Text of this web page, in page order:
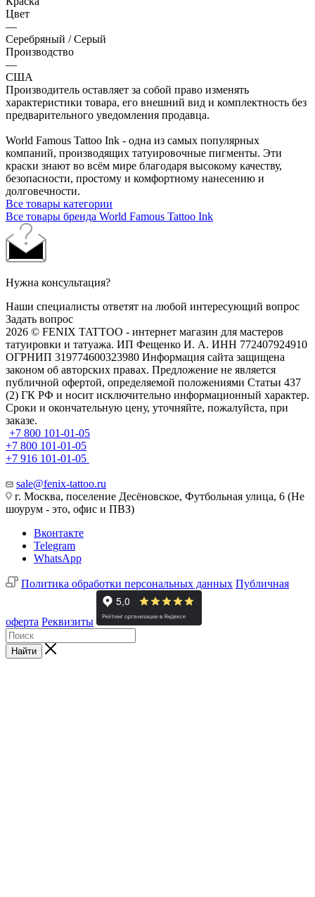
Цвет
—
Серебряный / Серый
Производство
—
США
Производитель оставляет за собой право изменять
характеристики товара, его внешний вид и комплектность без
предварительного уведомления продавца.
World Famous Tattoo Ink - одна из самых популярных
компаний, производящих татуировочные пигменты. Эти
краски знают во всём мире благодаря высокому качеству,
безопасности, простому и комфортному нанесению и
долговечности.
Все товары категории
Все товары бренда World Famous Tattoo Ink
Нужна консультация?
Наши специалисты ответят на любой интересующий вопрос
Задать вопрос
2026 © FENIX TATTOO - интернет магазин для мастеров
татуировки и татуажа. ИП Фещенко И. А. ИНН 772407924910
ОГРНИП 319774600323980 Информация сайта защищена
законом об авторских правах. Предложение не является
публичной офертой, определяемой положениями Статьи 437
(2) ГК РФ и носит исключительно информационный характер.
Сроки и окончательную цену, уточняйте, пожалуйста, при
заказе.
+7 800 101-01-05
+7 800 101-01-05
+7 916 101-01-05
sale@fenix-tattoo.ru
г. Москва, поселение Десёновское, Футбольная улица, 6 (Не
шоурум - это, офис и ПВЗ)
Вконтакте
Telegram
WhatsApp
Политика обработки персональных данных Публичная
оферта Реквизиты
Найти